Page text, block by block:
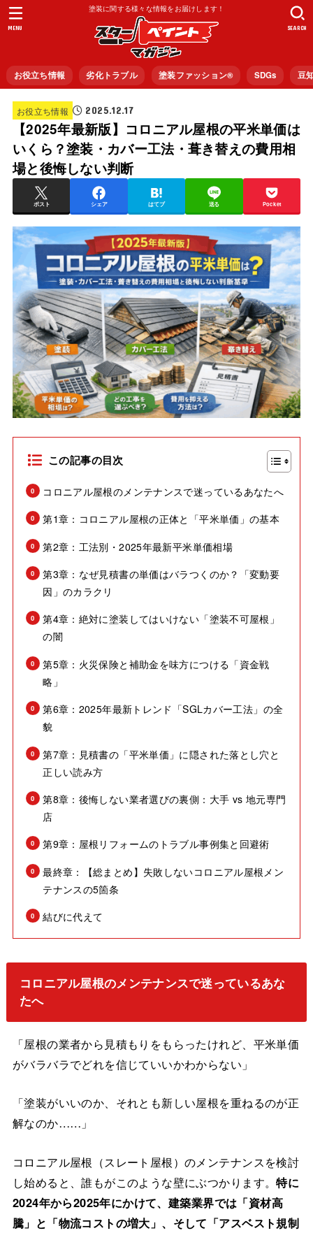
塗装に関する様々な情報をお届けします！
お役立ち情報 劣化トラブル 塗装ファッション®︎ SDGs 豆
SEARCH
MENU
お役立ち情報 2025.12.17
【2025年最新版】コロニアル屋根の平米単価は
いくら？塗装・カバー工法・葺き替えの費用相
場と後悔しない判断
ポスト シェア はてブ 送る Pocket
この記事の目次
コロニアル屋根のメンテナンスで迷っているあなたへ
第1章：コロニアル屋根の正体と「平米単価」の基本
第2章：工法別・2025年最新平米単価相場
第3章：なぜ見積書の単価はバラつくのか？「変動要
因」のカラクリ
第4章：絶対に塗装してはいけない「塗装不可屋根」
の闇
第5章：火災保険と補助金を味方につける「資金戦
略」
第6章：2025年最新トレンド「SGLカバー工法」の全
貌
第7章：見積書の「平米単価」に隠された落とし穴と
正しい読み方
第8章：後悔しない業者選びの裏側：大手 vs 地元専門
店
第9章：屋根リフォームのトラブル事例集と回避術
最終章：【総まとめ】失敗しないコロニアル屋根メン
テナンスの5箇条
結びに代えて
コロニアル屋根のメンテナンスで迷っているあな
たへ
「屋根の業者から見積もりをもらったけれど、平米単価
がバラバラでどれを信じていいかわからない」
「塗装がいいのか、それとも新しい屋根を重ねるのが正
解なのか……」
コロニアル屋根（スレート屋根）のメンテナンスを検討
し始めると、誰もがこのような壁にぶつかります。特に
2024年から2025年にかけて、建築業界では「資材高
騰」と「物流コストの増大」、そして「アスベスト規制